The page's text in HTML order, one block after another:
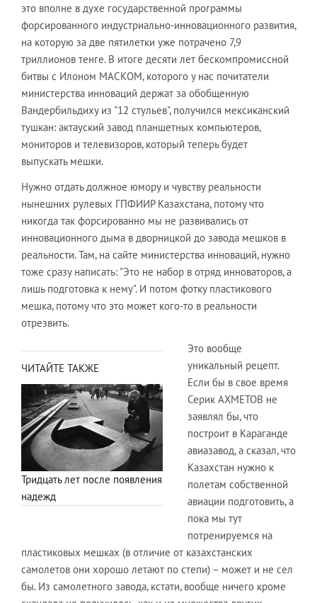
это вполне в духе государственной программы
форсированного индустриально-инновационного развития,
на которую за две пятилетки уже потрачено 7,9
триллионов тенге. В итоге десяти лет бескомпромиссной
битвы с Илоном МАСКОМ, которого у нас почитатели
министерства инноваций держат за обобщенную
Вандербильдиху из "12 стульев", получился мексиканский
тушкан: актауский завод планшетных компьютеров,
мониторов и телевизоров, который теперь будет
выпускать мешки.
Нужно отдать должное юмору и чувству реальности
нынешних рулевых ГПФИИР Казахстана, потому что
никогда так форсированно мы не развивались от
инновационного дыма в дворницкой до завода мешков в
реальности. Там, на сайте министерства инноваций, нужно
тоже сразу написать: "Это не набор в отряд инноваторов, а
лишь подготовка к нему". И потом фотку пластикового
мешка, потому что это может кого-то в реальности
отрезвить.
ЧИТАЙТЕ ТАКЖЕ
Тридцать лет после появления
надежд
Это вообще
уникальный рецепт.
Если бы в свое время
Серик АХМЕТОВ не
заявлял бы, что
построит в Караганде
авиазавод, а сказал, что
Казахстан нужно к
полетам собственной
авиации подготовить, а
пока мы тут
потренируемся на
пластиковых мешках (в отличие от казахстанских
самолетов они хорошо летают по степи) – может и не сел
бы. Из самолетного завода, кстати, вообще ничего кроме